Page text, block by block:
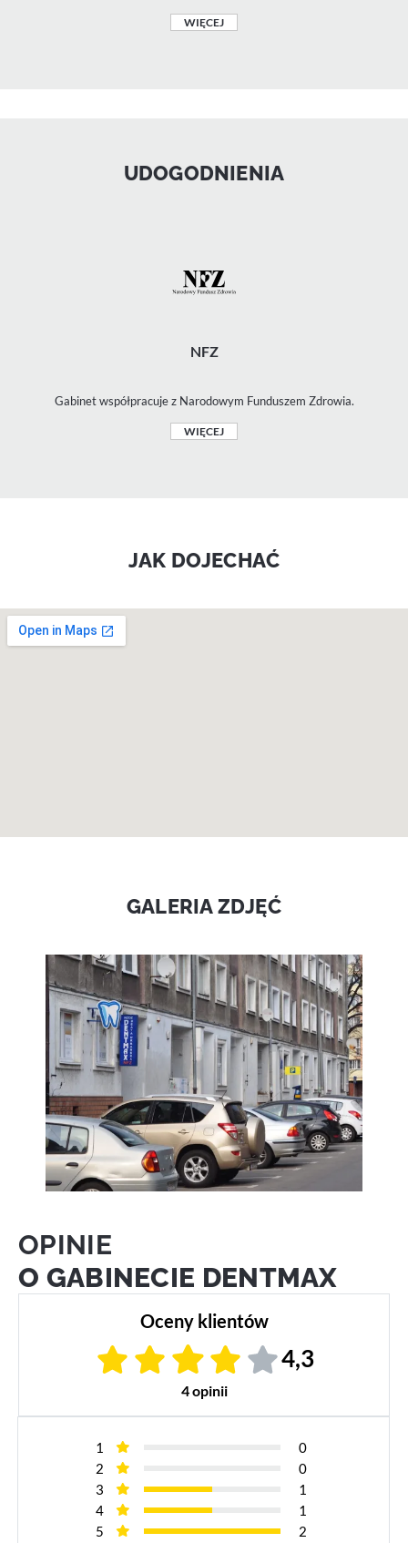
WIĘCEJ
UDOGODNIENIA
NFZ
Gabinet współpracuje z Narodowym Funduszem Zdrowia.
WIĘCEJ
JAK DOJECHAĆ
GALERIA ZDJĘĆ
OPINIE
O GABINECIE DENTMAX
Oceny klientów
4,3
4 opinii
1
0
2
0
3
1
4
1
5
2